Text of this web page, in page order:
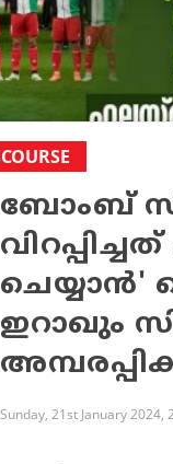
ബോംബ്
ചെയ്യാന്‍'
ഇറാഖും
Sunday, 21st January 2024,